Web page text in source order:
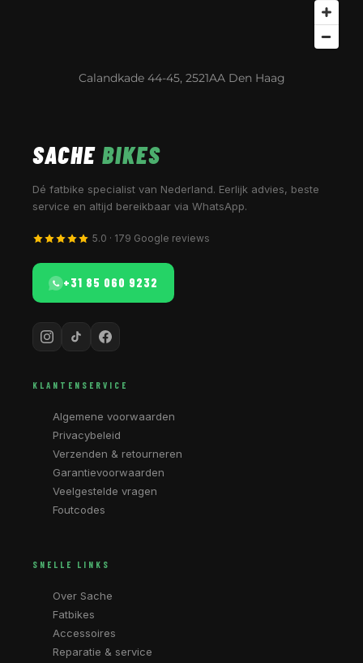
Calandkade 44-45, 2521AA Den Haag
SACHE BIKES
Dé fatbike specialist van Nederland. Eerlijk advies, beste
service en altijd bereikbaar via WhatsApp.
5.0 · 179 Google reviews
+31 85 060 9232
KLANTENSERVICE
Algemene voorwaarden
Privacybeleid
Verzenden & retourneren
Garantievoorwaarden
Veelgestelde vragen
Foutcodes
SNELLE LINKS
Over Sache
Fatbikes
Accessoires
Reparatie & service